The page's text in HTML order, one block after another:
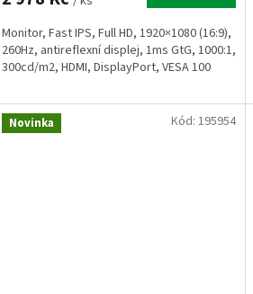
Monitor, Fast IPS, Full HD, 1920×1080 (16:9),
260Hz, antireflexní displej, 1ms GtG, 1000:1,
300cd/m2, HDMI, DisplayPort, VESA 100
Novinka Kód: 195954